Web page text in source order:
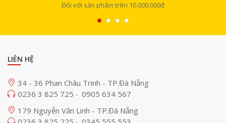
Đối với sản phẩm trên 10.000.000đ
LIÊN HỆ
34 - 36 Phan Châu Trinh - TP.Đà Nẵng
0236 3 825 725 - 0905 634 567
179 Nguyễn Văn Linh - TP.Đà Nẵng